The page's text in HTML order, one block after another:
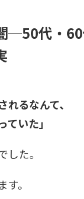
─50代・
れるなんて、
ていた」
した。
。